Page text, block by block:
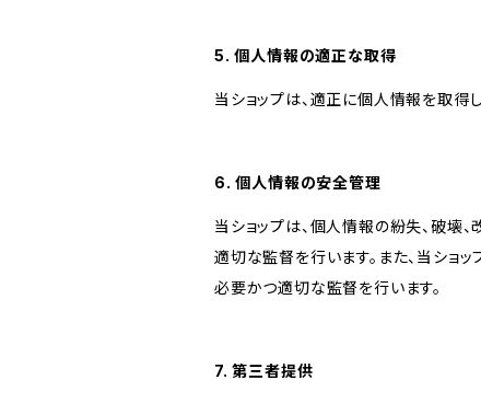
5. 個人情報の適正な取得
当ショップは、適正に個人情報を取得
6. 個人情報の安全管理
当ショップは、個人情報の紛失、破壊
適切な監督を行います。また、当ショ
必要かつ適切な監督を行います。
7. 第三者提供